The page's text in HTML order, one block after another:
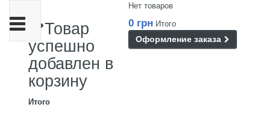
Нет товаров
0 грн Итого
Оформление заказа
Товар
успешно
добавлен в
корзину
Итого
Переключить
навигации